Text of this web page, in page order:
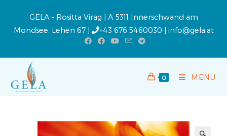
GELA - Rositta Virag | A 5311 Innerschwand am
Mondsee, Lehen 67 |
+43 676 5460030 | info@gela.at
0 MENÜ